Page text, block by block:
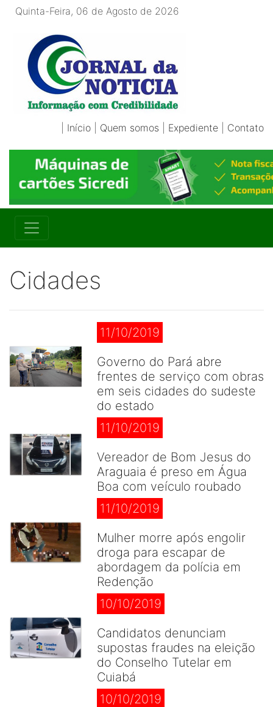
Quinta-Feira, 06 de Agosto de 2026
Início Quem somos Expediente Contato
Cidades
11/10/2019
Governo do Pará abre
frentes de serviço com obras
em seis cidades do sudeste
do estado
11/10/2019
Vereador de Bom Jesus do
Araguaia é preso em Água
Boa com veículo roubado
11/10/2019
Mulher morre após engolir
droga para escapar de
abordagem da polícia em
Redenção
10/10/2019
Candidatos denunciam
supostas fraudes na eleição
do Conselho Tutelar em
Cuiabá
10/10/2019